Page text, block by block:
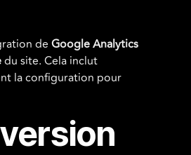
de Google Analytics
du site. Cela inclut
la configuration pour